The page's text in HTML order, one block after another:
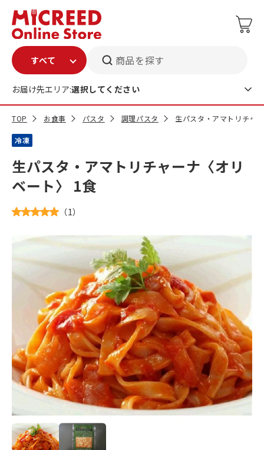
商品を探す
お届け先エリア:選択してください
TOP お食事 パスタ 調理パスタ 生パスタ・アマトリチャ
冷凍
生パスタ・アマトリチャーナ〈オリ
ベート〉 1食
（1）